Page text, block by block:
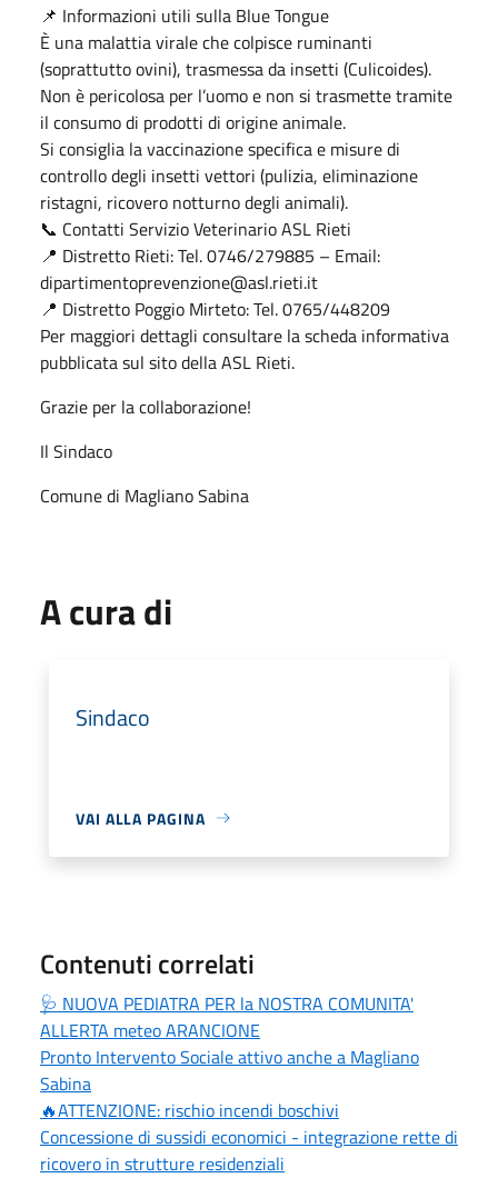
📌 Informazioni utili sulla Blue Tongue
È una malattia virale che colpisce ruminanti
(soprattutto ovini), trasmessa da insetti (Culicoides).
Non è pericolosa per l’uomo e non si trasmette tramite
il consumo di prodotti di origine animale.
Si consiglia la vaccinazione specifica e misure di
controllo degli insetti vettori (pulizia, eliminazione
ristagni, ricovero notturno degli animali).
📞 Contatti Servizio Veterinario ASL Rieti
📍 Distretto Rieti: Tel. 0746/279885 – Email:
dipartimentoprevenzione@asl.rieti.it
📍 Distretto Poggio Mirteto: Tel. 0765/448209
Per maggiori dettagli consultare la scheda informativa
pubblicata sul sito della ASL Rieti.
Grazie per la collaborazione!
Il Sindaco
Comune di Magliano Sabina
A cura di
Sindaco
VAI ALLA PAGINA
Contenuti correlati
🩺 NUOVA PEDIATRA PER la NOSTRA COMUNITA'
ALLERTA meteo ARANCIONE
Pronto Intervento Sociale attivo anche a Magliano
Sabina
🔥ATTENZIONE: rischio incendi boschivi
Concessione di sussidi economici - integrazione rette di
ricovero in strutture residenziali